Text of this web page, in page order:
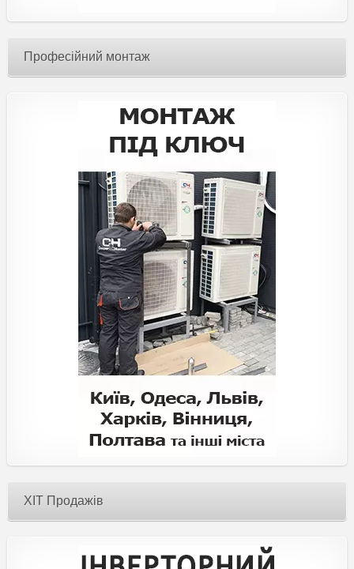
Професійний монтаж
ХІТ Продажів